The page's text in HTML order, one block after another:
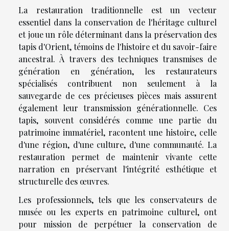
La restauration traditionnelle est un vecteur
essentiel dans la conservation de l'héritage culturel
et joue un rôle déterminant dans la préservation des
tapis d'Orient, témoins de l'histoire et du savoir-faire
ancestral. À travers des techniques transmises de
génération en génération, les restaurateurs
spécialisés contribuent non seulement à la
sauvegarde de ces précieuses pièces mais assurent
également leur transmission générationnelle. Ces
tapis, souvent considérés comme une partie du
patrimoine immatériel, racontent une histoire, celle
d'une région, d'une culture, d'une communauté. La
restauration permet de maintenir vivante cette
narration en préservant l'intégrité esthétique et
structurelle des œuvres.
Les professionnels, tels que les conservateurs de
musée ou les experts en patrimoine culturel, ont
pour mission de perpétuer la conservation de